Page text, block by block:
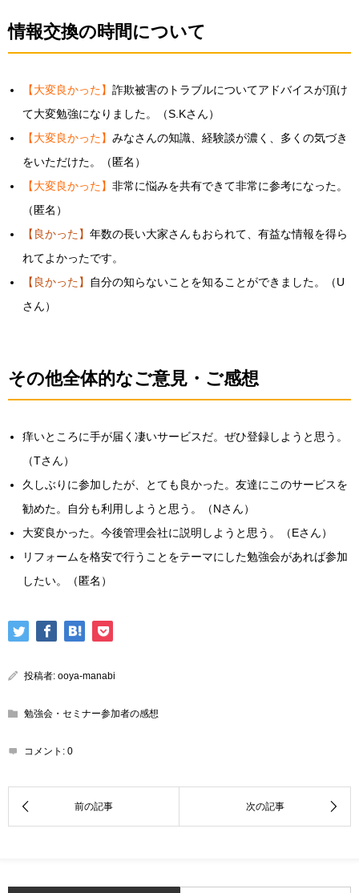
情報交換の時間について
【大変良かった】詐欺被害のトラブルについてアドバイスが頂け
て大変勉強になりました。（S.Kさん）
【大変良かった】みなさんの知識、経験談が濃く、多くの気づき
をいただけた。（匿名）
【大変良かった】非常に悩みを共有できて非常に参考になった。
（匿名）
【良かった】年数の長い大家さんもおられて、有益な情報を得ら
れてよかったです。
【良かった】
自分の知らないことを知ることができました。（U
さん）
その他全体的なご意見・ご感想
痒いところに手が届く凄いサービスだ。ぜひ登録しようと思う。
（Tさん）
久しぶりに参加したが、とても良かった。友達にこのサービスを
勧めた。自分も利用しようと思う。（Nさん）
大変良かった。今後管理会社に説明しようと思う。（Eさん）
リフォームを格安で行うことをテーマにした勉強会があれば参加
したい。（匿名）
投稿者: ooya-manabi
勉強会・セミナー参加者の感想
コメント: 0